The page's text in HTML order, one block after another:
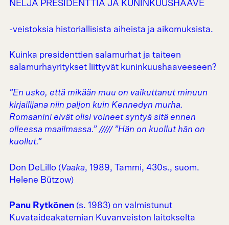
NELJÄ PRESIDENTTIÄ JA KUNINKUUSHAAVE
-veistoksia historiallisista aiheista ja aikomuksista.
Kuinka presidenttien salamurhat ja taiteen
salamurhayritykset liittyvät kuninkuushaaveeseen?
”En usko, että mikään muu on vaikuttanut minuun
kirjailijana niin paljon kuin Kennedyn murha.
Romaanini eivät olisi voineet syntyä sitä ennen
olleessa maailmassa.” ///// ”Hän on kuollut hän on
kuollut.”
Don DeLillo (Vaaka, 1989, Tammi, 430s., suom.
Helene Bützow)
Panu Rytkönen (s. 1983) on valmistunut
Kuvataideakatemian Kuvanveiston laitokselta